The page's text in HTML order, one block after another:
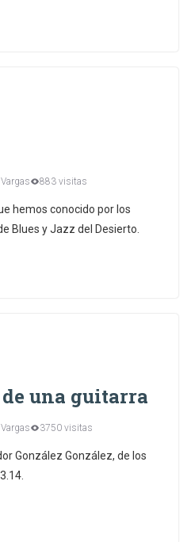
883 visitas
hemos conocido por los
Blues y Jazz del Desierto.
una guitarra
3750 visitas
González González, de los